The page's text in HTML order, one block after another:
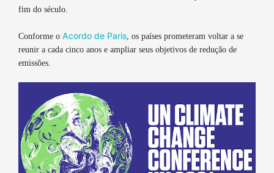
fim do século.
Conforme o Acordo de Paris, os países prometeram voltar a se
reunir a cada cinco anos e ampliar seus objetivos de redução de
emissões.